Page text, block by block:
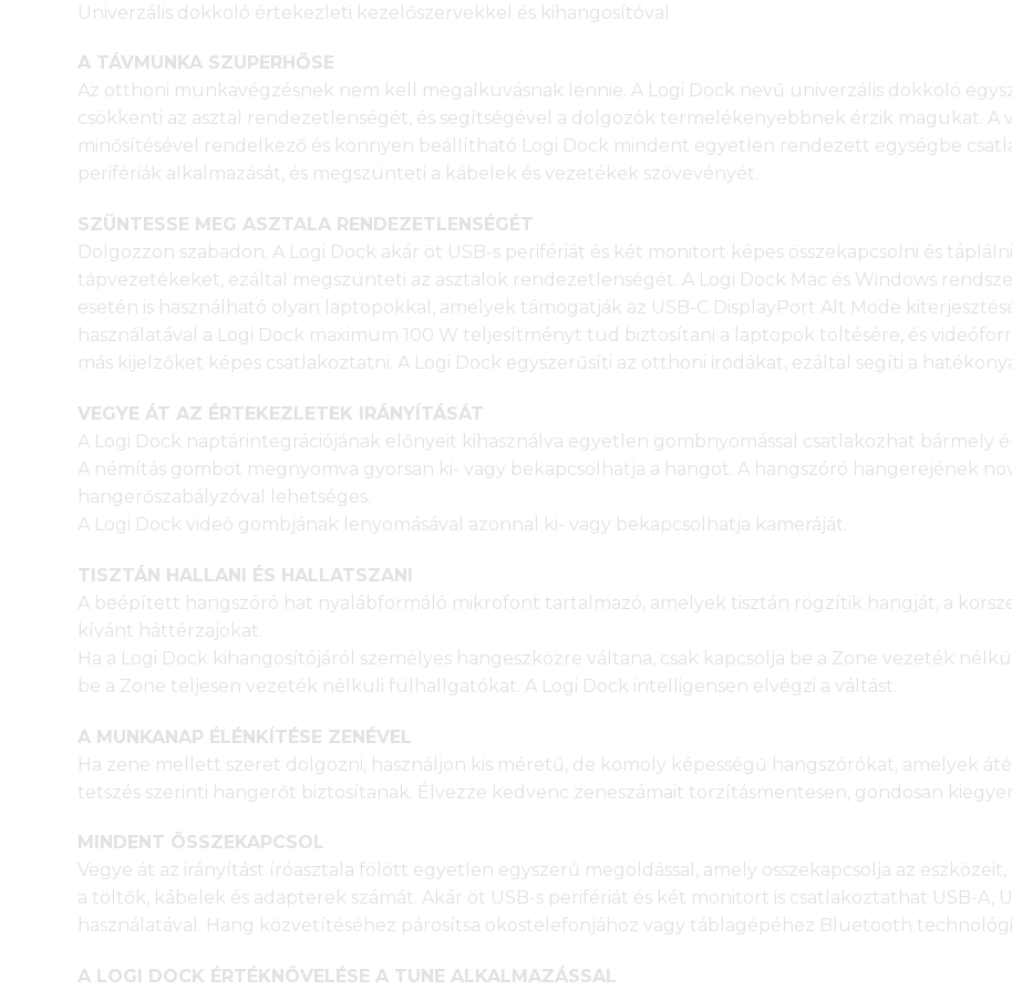
Univerzális dokkoló értekezleti kezelőszervekkel és kihangosítóval
A TÁVMUNKA SZUPERHŐSE
Az otthoni munkavégzésnek nem kell megalkuvásnak lennie. A Logi Dock nevű univerzális dokkoló
csökkenti az asztal rendezetlenségét, és segítségével a dolgozók termelékenyebbnek érzik magukat.
minősítésével rendelkező és könnyen beállítható Logi Dock mindent egyetlen rendezett egységbe
perifériák alkalmazását, és megszünteti a kábelek és vezetékek szövevényét.
SZÜNTESSE MEG ASZTALA RENDEZETLENSÉGÉT
Dolgozzon szabadon. A Logi Dock akár öt USB-s perifériát és két monitort képes összekapcsolni és
tápvezetékeket, ezáltal megszünteti az asztalok rendezetlenségét. A Logi Dock Mac és Windows
esetén is használható olyan laptopokkal, amelyek támogatják az USB-C DisplayPort Alt Mode
használatával a Logi Dock maximum 100 W teljesítményt tud biztosítani a laptopok töltésére, és
más kijelzőket képes csatlakoztatni. A Logi Dock egyszerűsíti az otthoni irodákat, ezáltal segíti a
VEGYE ÁT AZ ÉRTEKEZLETEK IRÁNYÍTÁSÁT
A Logi Dock naptárintegrációjának előnyeit kihasználva egyetlen gombnyomással csatlakozhat bármely
A némítás gombot megnyomva gyorsan ki- vagy bekapcsolhatja a hangot. A hangszóró hangerejének
hangerőszabályzóval lehetséges.
A Logi Dock videó gombjának lenyomásával azonnal ki- vagy bekapcsolhatja kameráját.
TISZTÁN HALLANI ÉS HALLATSZANI
A beépített hangszóró hat nyalábformáló mikrofont tartalmazó, amelyek tisztán rögzítik hangját, a
kívánt háttérzajokat.
Ha a Logi Dock kihangosítójáról személyes hangeszközre váltana, csak kapcsolja be a Zone vezeték
be a Zone teljesen vezeték nélküli fülhallgatókat. A Logi Dock intelligensen elvégzi a váltást.
A MUNKANAP ÉLÉNKÍTÉSE ZENÉVEL
Ha zene mellett szeret dolgozni, használjon kis méretű, de komoly képességű hangszórókat, amelyek
tetszés szerinti hangerőt biztosítanak. Élvezze kedvenc zeneszámait torzításmentesen, gondosan
MINDENT ÖSSZEKAPCSOL
Vegye át az irányítást íróasztala fölött egyetlen egyszerű megoldással, amely összekapcsolja az
a töltők, kábelek és adapterek számát. Akár öt USB-s perifériát és két monitort is csatlakoztathat USB-A,
használatával. Hang közvetítéséhez párosítsa okostelefonjához vagy táblagépéhez Bluetooth
A LOGI DOCK ÉRTÉKNÖVELÉSE A TUNE ALKALMAZÁSSAL